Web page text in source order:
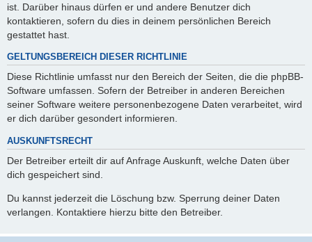
ist. Darüber hinaus dürfen er und andere Benutzer dich
kontaktieren, sofern du dies in deinem persönlichen Bereich
gestattet hast.
GELTUNGSBEREICH DIESER RICHTLINIE
Diese Richtlinie umfasst nur den Bereich der Seiten, die die phpBB-
Software umfassen. Sofern der Betreiber in anderen Bereichen
seiner Software weitere personenbezogene Daten verarbeitet, wird
er dich darüber gesondert informieren.
AUSKUNFTSRECHT
Der Betreiber erteilt dir auf Anfrage Auskunft, welche Daten über
dich gespeichert sind.
Du kannst jederzeit die Löschung bzw. Sperrung deiner Daten
verlangen. Kontaktiere hierzu bitte den Betreiber.